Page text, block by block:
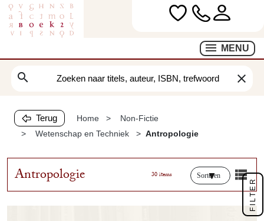
MENU
search clear
Terug Home
Non-Fictie
Wetenschap en Techniek
Antropologie
Antropologie 30 items Sorteren
FILTER